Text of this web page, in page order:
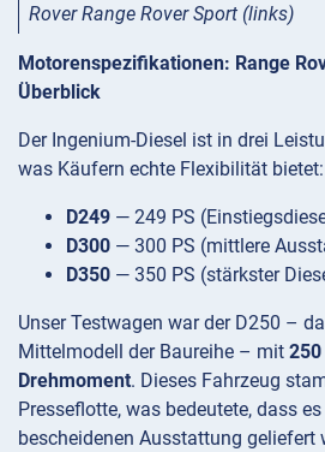
Rover Range Rover Sport (links)
Motorenspezifikationen: Range
Überblick
Der Ingenium-Diesel ist in drei
was Käufern echte Flexibilität bietet:
D249 — 249 PS
D300 — 300 PS (mittlere
D350 — 350 PS (stärkster
Unser Testwagen war der D250 –
Mittelmodell der Baureihe – mit 250
Drehmoment. Dieses Fahrzeug
Presseflotte, was bedeutete, dass
bescheidenen Ausstattung geliefert